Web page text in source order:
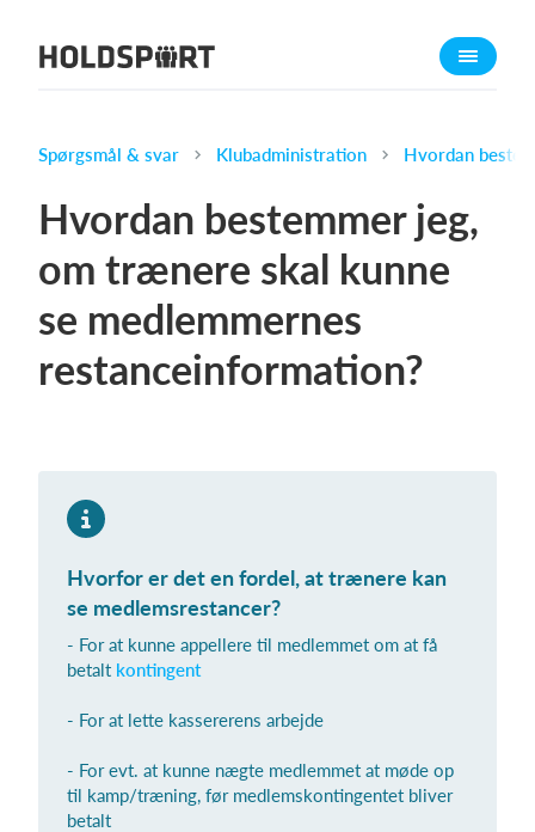
Om Holdsport
Presseomtale
Funktioner
Kalender
Kontingentopkrævning
Hjemmeside
Log på
Spørgsmål & svar Klubadministration Hvordan
Hvordan bestemmer jeg,
om trænere skal kunne
se medlemmernes
restanceinformation?
Hvorfor er det en fordel, at trænere kan
se medlemsrestancer?
- For at kunne appellere til medlemmet om at få
betalt kontingent
- For at lette kassererens arbejde
- For evt. at kunne nægte medlemmet at møde op
til kamp/træning, før medlemskontingentet bliver
betalt